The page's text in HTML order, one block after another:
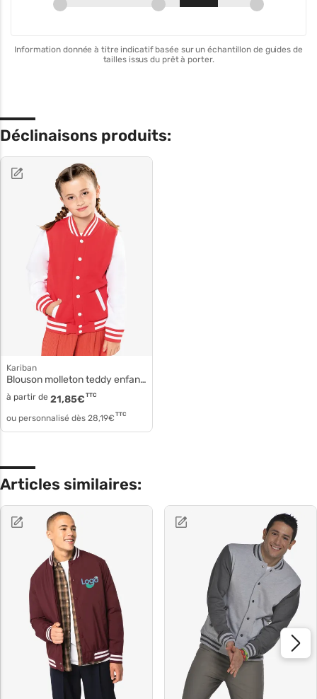
Information donnée à titre indicatif basée sur un échantillon de guides de
tailles issus du prêt à porter.
Déclinaisons produits:
Kariban
Blouson molleton teddy enfant k498
à partir de 21,85€ TTC
ou personnalisé dès 28,19€ TTC
Articles similaires: